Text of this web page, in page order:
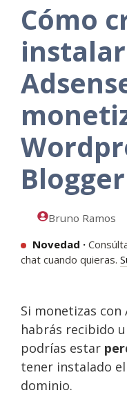
Cómo
Blogger
Bruno Ramos
Novedad ·
chat cuando quieras.
Si monetizas con
habrás recibido
podrías estar
tener instalado
dominio.